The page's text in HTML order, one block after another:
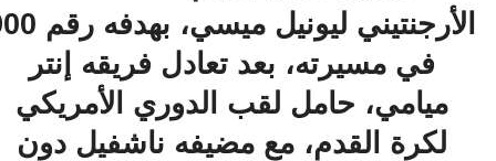
الأرجنتيني ليونيل ميسي، بهدفه رقم 900
في مسيرته، بعد تعادل فريقه إنتر
ميامي، حامل لقب الدوري الأمريكي
لكرة القدم، مع مضيفه ناشفيل دون